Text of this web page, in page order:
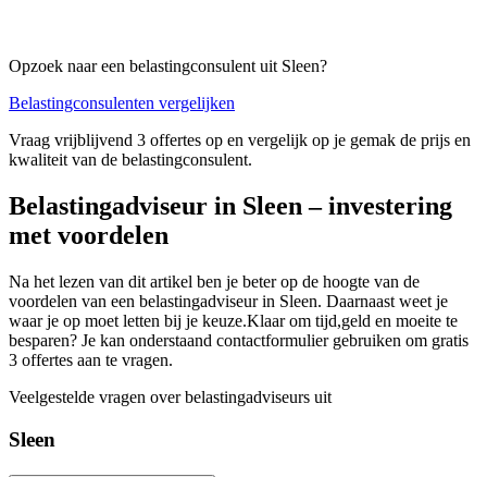
Opzoek naar een belastingconsulent uit Sleen?
Belastingconsulenten vergelijken
Vraag vrijblijvend 3 offertes op en vergelijk op je gemak de prijs en
kwaliteit van de belastingconsulent.
Belastingadviseur in Sleen – investering
met voordelen
Na het lezen van dit artikel ben je beter op de hoogte van de
voordelen van een belastingadviseur in Sleen. Daarnaast weet je
waar je op moet letten bij je keuze.Klaar om tijd,geld en moeite te
besparen? Je kan onderstaand contactformulier gebruiken om gratis
3 offertes aan te vragen.
Veelgestelde vragen over belastingadviseurs uit
Sleen